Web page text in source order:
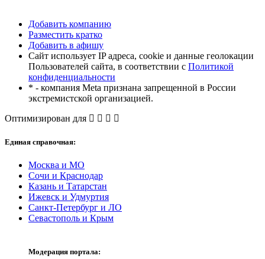
Добавить компанию
Разместить кратко
Добавить в афишу
Сайт использует IP адреса, cookie и данные геолокации
Пользователей сайта, в соответствии с Политикой
конфиденциальности
* - компания Meta признана запрещенной в России
экстремистской организацией.
Оптимизирован для
Единая справочная:
Москва и МО
Сочи и Краснодар
Казань и Татарстан
Ижевск и Удмуртия
Санкт-Петербург и ЛО
Севастополь и Крым
Модерация портала: